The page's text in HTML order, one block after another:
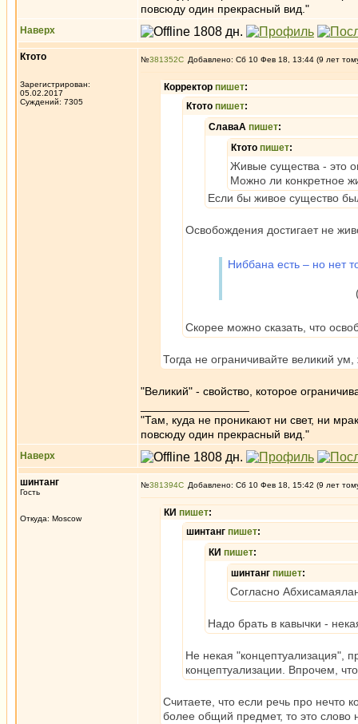
повсюду один прекрасный вид."
Наверх
Ктото
Зарегистрирован:
05.02.2017
Суждений: 7305
№381352 Добавлено: Сб 10 Фев 18, 13:44 (9 лет
Корректор пишет:
Ктото пишет:
СлаваА пишет:
Ктото пишет:
Живые существа - это
Можно ли конкретное
Если бы живое существо
Освобождения достигает не
Ниббана есть – но нет
(из
Скорее можно сказать, что
Тогда не ограничивайте великий
"Великий" - свойство, которое
"Там, куда не проникают ни свет, ни
повсюду один прекрасный вид."
Наверх
шинтанг
Гость
Откуда: Moscow
№381394 Добавлено: Сб 10 Фев 18, 15:42 (9 лет
КИ пишет:
шинтанг пишет:
КИ пишет:
шинтанг пишет:
Согласно
Надо брать в кавычки -
Не некая "концептуализация",
концептуализации. Впрочем,
Считаете, что если речь про нечто
более общий предмет, то это слово